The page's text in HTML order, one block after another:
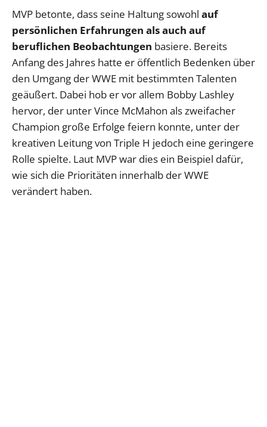
MVP betonte, dass seine Haltung sowohl auf
persönlichen Erfahrungen als auch auf
beruflichen Beobachtungen basiere. Bereits
Anfang des Jahres hatte er öffentlich Bedenken über
den Umgang der WWE mit bestimmten Talenten
geäußert. Dabei hob er vor allem Bobby Lashley
hervor, der unter Vince McMahon als zweifacher
Champion große Erfolge feiern konnte, unter der
kreativen Leitung von Triple H jedoch eine geringere
Rolle spielte. Laut MVP war dies ein Beispiel dafür,
wie sich die Prioritäten innerhalb der WWE
verändert haben.